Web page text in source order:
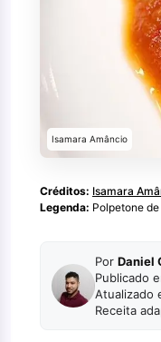
Isamara Amâncio
Créditos: Isamara
Legenda: Polpetone
Por Daniel
Publicado
Atualizado
Receita